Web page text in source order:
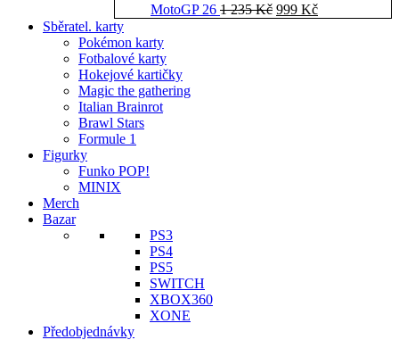
MotoGP 26 1 235Kč Původní
999 KčAktuální
Sběratel. karty
Pokémon karty
Fotbalové karty
Hokejové kartičky
Magic the gathering
Italian Brainrot
Brawl Stars
Formule 1
Figurky
Funko POP!
MINIX
Merch
Bazar
PS3
PS4
PS5
SWITCH
XBOX360
XONE
Předobjednávky